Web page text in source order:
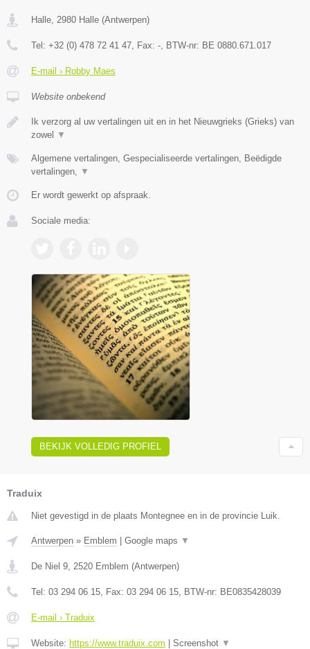
Halle 2980 Halle (Antwerpen)
Tel: +32 (0) 478 72 41 47 , Fax: - , BTW-nr: BE 0880.671.017
E-mail › Robby Maes
Website onbekend
Ik verzorg al uw vertalingen uit en in het Nieuwgrieks (Grieks) van
zowel
▼
Algemene vertalingen, Gespecialiseerde vertalingen, Beëdigde
vertalingen,
▼
Er wordt gewerkt op afspraak.
Sociale media:
BEKIJK VOLLEDIG PROFIEL
Traduix
Niet gevestigd in de plaats Montegnee en in de provincie Luik.
Antwerpen » Emblem Google maps ▼
De Niel 9, 2520 Emblem (Antwerpen)
Tel: 03 294 06 15, Fax: 03 294 06 15, BTW-nr: BE0835428039
E-mail › Traduix
Website: https://www.traduix.com Screenshot ▼